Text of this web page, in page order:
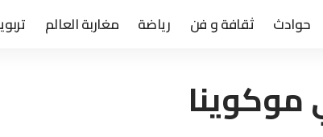
حوادث ثقافة و فن رياضة مغاربة العالم
موكوينا